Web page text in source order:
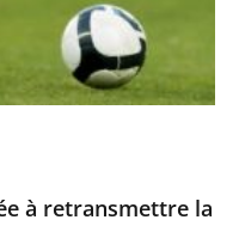
à retransmettre la